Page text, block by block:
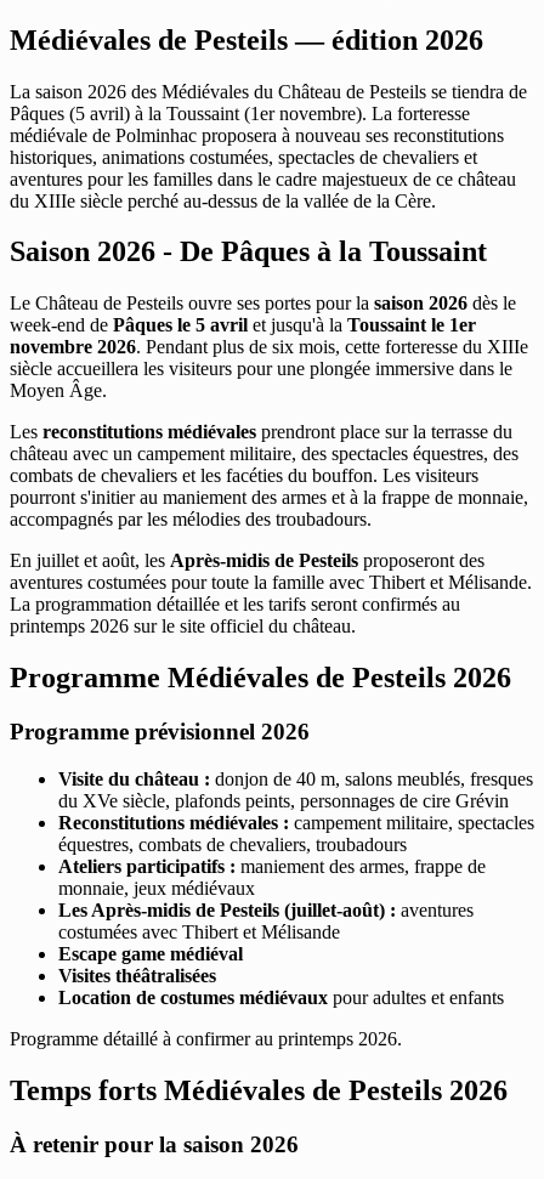
Médiévales de Pesteils — édition 2026
La saison 2026 des Médiévales du Château de Pesteils se tiendra de
Pâques (5 avril) à la Toussaint (1er novembre). La forteresse
médiévale de Polminhac proposera à nouveau ses reconstitutions
historiques, animations costumées, spectacles de chevaliers et
aventures pour les familles dans le cadre majestueux de ce château
du XIIIe siècle perché au-dessus de la vallée de la Cère.
Saison 2026 - De Pâques à la Toussaint
Le Château de Pesteils ouvre ses portes pour la saison 2026 dès le
week-end de Pâques le 5 avril et jusqu'à la Toussaint le 1er
novembre 2026. Pendant plus de six mois, cette forteresse du XIIIe
siècle accueillera les visiteurs pour une plongée immersive dans le
Moyen Âge.
Les reconstitutions médiévales prendront place sur la terrasse du
château avec un campement militaire, des spectacles équestres, des
combats de chevaliers et les facéties du bouffon. Les visiteurs
pourront s'initier au maniement des armes et à la frappe de monnaie,
accompagnés par les mélodies des troubadours.
En juillet et août, les Après-midis de Pesteils proposeront des
aventures costumées pour toute la famille avec Thibert et Mélisande.
La programmation détaillée et les tarifs seront confirmés au
printemps 2026 sur le site officiel du château.
Programme Médiévales de Pesteils 2026
Programme prévisionnel 2026
Visite du château : donjon de 40 m, salons meublés, fresques
du XVe siècle, plafonds peints, personnages de cire Grévin
Reconstitutions médiévales : campement militaire, spectacles
équestres, combats de chevaliers, troubadours
Ateliers participatifs : maniement des armes, frappe de
monnaie, jeux médiévaux
Les Après-midis de Pesteils (juillet-août) : aventures
costumées avec Thibert et Mélisande
Escape game médiéval
Visites théâtralisées
Location de costumes médiévaux pour adultes et enfants
Programme détaillé à confirmer au printemps 2026.
Temps forts Médiévales de Pesteils 2026
À retenir pour la saison 2026